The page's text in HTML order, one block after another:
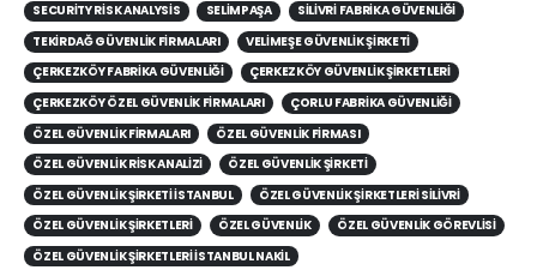
SECURITY RISK ANALYSIS
SELIMPAŞA
SILIVRI FABRIKA GÜVENLIĞI
TEKIRDAĞ GÜVENLIK FIRMALARI
VELIMEŞE GÜVENLIK ŞIRKETI
ÇERKEZKÖY FABRIKA GÜVENLIĞI
ÇERKEZKÖY GÜVENLIK ŞIRKETLERI
ÇERKEZKÖY ÖZEL GÜVENLIK FIRMALARI
ÇORLU FABRIKA GÜVENLIĞI
ÖZEL GÜVENLIK FIRMALARI
ÖZEL GÜVENLIK FIRMASI
ÖZEL GÜVENLIK RISK ANALIZI
ÖZEL GÜVENLIK ŞIRKETI
ÖZEL GÜVENLIK ŞIRKETI İSTANBUL
ÖZEL GÜVENLIK ŞIRKETLERI SILIVRI
ÖZEL GÜVENLIK ŞIRKETLERI
ÖZEL GÜVENLIK
ÖZEL GÜVENLIK GÖREVLISI
ÖZEL GÜVENLIK ŞIRKETLERI İSTANBUL NAKIL